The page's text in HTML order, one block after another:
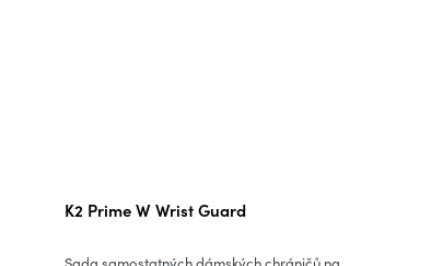
K2 Prime W Wrist Guard